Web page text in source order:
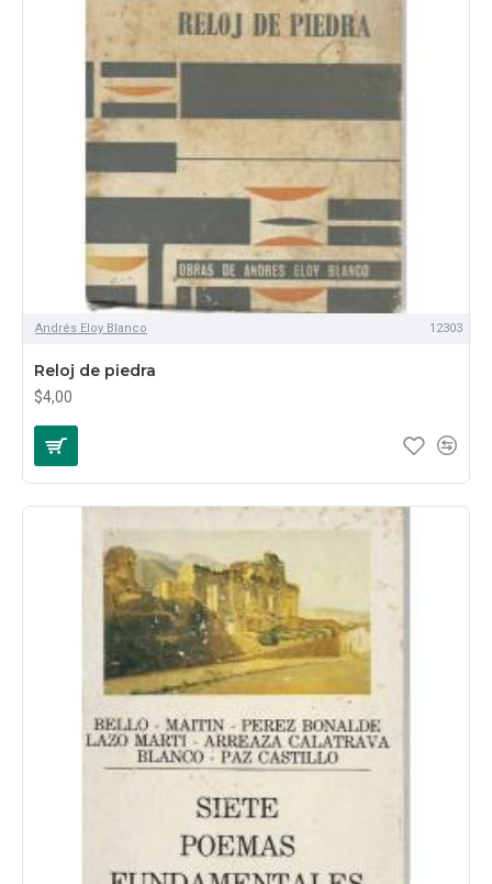
Andrés Eloy Blanco 12303
Reloj de piedra
$4,00